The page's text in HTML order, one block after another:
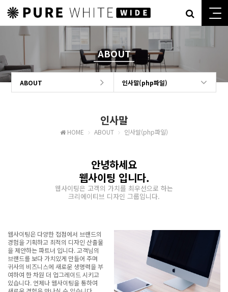
ABOUT
ABOUT 인사말(php파일)
인사말
HOME ABOUT 인사말(php파일)
안녕하세요
웹사이팅 입니다.
웹사이팅은 고객의 가치를 최우선으로 하는
크리에이티브 디자인 그룹입니다.
웹사이팅은 다양한 접점에서 브랜드의
경험을 기획하고 최적의 디자인 산출물
을 제안하는 파트너 입니다. 고객님의
브랜드를 보다 가치있게 만들어 주며
귀사의 비즈니스에 새로운 생명력을 부
여하여 한 차원 더 업그레이드 시키고
있습니다. 언제나 웹사이팅을 통하여